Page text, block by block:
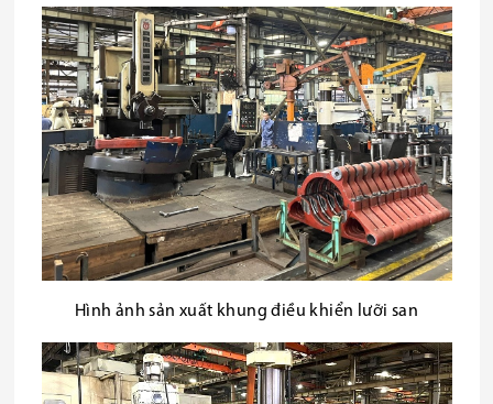
Hình ảnh sản xuất khung điều khiển lưỡi san